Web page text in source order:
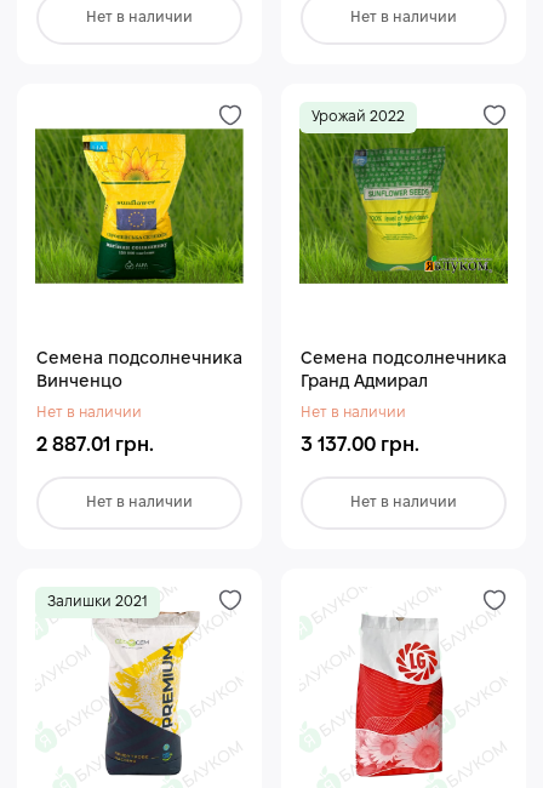
Нет в наличии Нет в наличии
Семена подсолнечника
Винченцо
Нет в наличии
2 887.01 грн.
Нет в наличии
Урожай 2022
Семена подсолнечника
Гранд Адмирал
Нет в наличии
3 137.00 грн.
Нет в наличии
Залишки 2021